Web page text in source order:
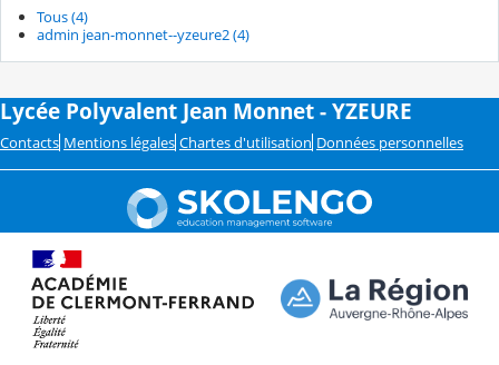
Tous (4)
admin jean-monnet--yzeure2 (4)
Lycée Polyvalent Jean Monnet - YZEURE
Contacts Mentions légales Chartes d'utilisation Données personnelles